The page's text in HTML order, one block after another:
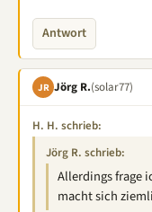
Antwort
JR Jörg R.(solar77)
H. H. schrieb:
Jörg R. schrieb:
Allerdings frage
macht sich